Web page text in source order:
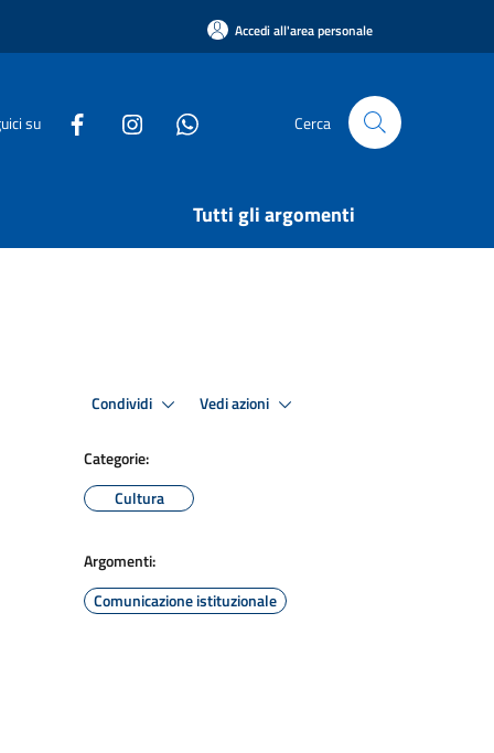
Accedi all'area personale
su Cerca
Tutti gli argomenti
Condividi Vedi azioni
Categorie:
Cultura
Argomenti:
Comunicazione istituzionale